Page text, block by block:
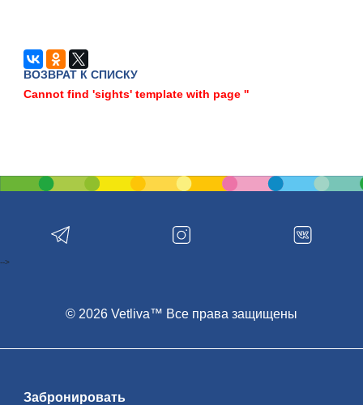
ВОЗВРАТ К СПИСКУ
Cannot find 'sights' template with page ''
Забронировать
© 2026 Vetliva™ Все права защищены
-->